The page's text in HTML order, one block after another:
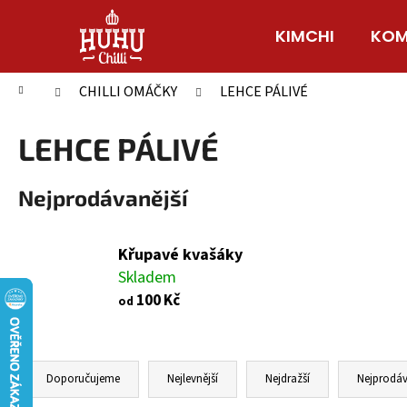
KIMCHI
Domů CHILLI OMÁČKY LEHCE PÁLIVÉ
LEHCE PÁLIVÉ
Nejprodávanější
Křupavé kvašáky
Skladem
od 100 Kč
Ř
a
Doporučujeme Nejlevnější Nejdražší
í
Zpět
do
obchodu
Zpět
do
obchodu